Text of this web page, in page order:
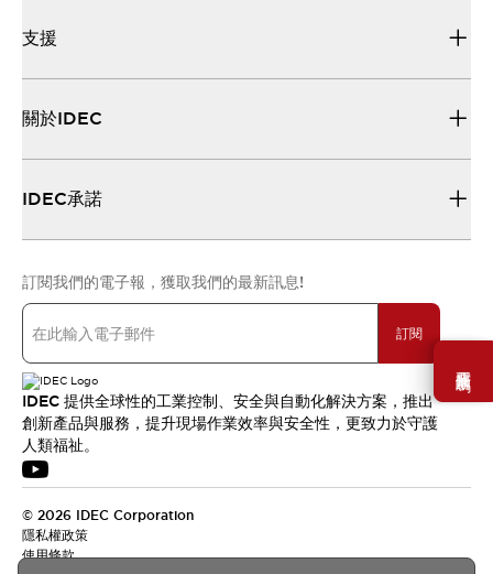
需要幫助嗎？
支援
關於IDEC
IDEC承諾
訂閱我們的電子報，獲取我們的最新訊息!
訂閱
IDEC 提供全球性的工業控制、安全與自動化解決方案，推出
創新產品與服務，提升現場作業效率與安全性，更致力於守護
人類福祉。
© 2026 IDEC Corporation
隱私權政策
使用條款